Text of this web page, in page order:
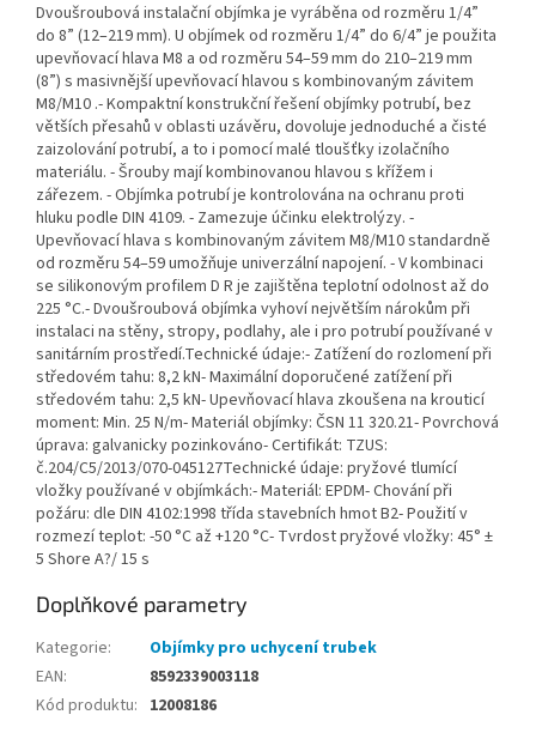
Dvoušroubová instalační objímka je vyráběna od rozměru 1/4”
do 8” (12–219 mm). U objímek od rozměru 1/4” do 6/4” je použita
upevňovací hlava M8 a od rozměru 54–59 mm do 210–219 mm
(8”) s masivnější upevňovací hlavou s kombinovaným závitem
M8/M10 .- Kompaktní konstrukční řešení objímky potrubí, bez
větších přesahů v oblasti uzávěru, dovoluje jednoduché a čisté
zaizolování potrubí, a to i pomocí malé tloušťky izolačního
materiálu. - Šrouby mají kombinovanou hlavou s křížem i
zářezem. - Objímka potrubí je kontrolována na ochranu proti
hluku podle DIN 4109. - Zamezuje účinku elektrolýzy. -
Upevňovací hlava s kombinovaným závitem M8/M10 standardně
od rozměru 54–59 umožňuje univerzální napojení. - V kombinaci
se silikonovým profilem D R je zajištěna teplotní odolnost až do
225 °C.- Dvoušroubová objímka vyhoví největším nárokům při
instalaci na stěny, stropy, podlahy, ale i pro potrubí používané v
sanitárním prostředí.Technické údaje:- Zatížení do rozlomení při
středovém tahu: 8,2 kN- Maximální doporučené zatížení při
středovém tahu: 2,5 kN- Upevňovací hlava zkoušena na krouticí
moment: Min. 25 N/m- Materiál objímky: ČSN 11 320.21- Povrchová
úprava: galvanicky pozinkováno- Certifikát: TZUS:
č.204/C5/2013/070-045127Technické údaje: pryžové tlumící
vložky používané v objímkách:- Materiál: EPDM- Chování při
požáru: dle DIN 4102:1998 třída stavebních hmot B2- Použití v
rozmezí teplot: -50 °C až +120 °C- Tvrdost pryžové vložky: 45° ±
5 Shore A?/ 15 s
Doplňkové parametry
Kategorie:
Objímky pro uchycení trubek
EAN:
8592339003118
Kód produktu: 12008186